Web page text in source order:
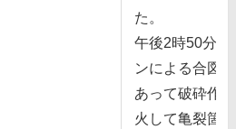
た。
午後2時50分
ンによる合図が
あって破砕作
⽕して⻲裂箇